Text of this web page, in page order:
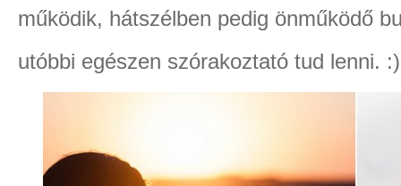
működik, hátszélben pedig önműködő
utóbbi egészen szórakoztató tud lenni. :)